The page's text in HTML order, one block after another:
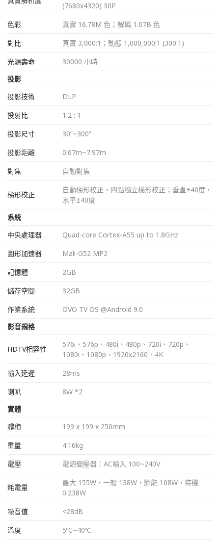
(7680x4320) 30P
色彩
真實 16.78M 色；解碼 1.07B 色
對比
真實 3,000:1；動態 1,000,000:1 (300:1)
光源壽命
30000 小時
投影
投影技術
DLP
投射比
1.2 : 1
投影尺寸
30”~300”
投影距離
0.67m~7.97m
對焦
自動對焦
梯形校正
自動梯形校正，四點獨立梯形校正；垂直±40度，
水平±40度
系統
中央處理器
Quad-core Cortex-A55 up to 1.8GHz
圖形加速器
Mali-G52 MP2
記憶體
2GB
儲存空間
32GB
作業系統
OVO TV OS @Android 9.0
影音規格
HDTV相容性
576i、576p、480i、480p、720i、720p、
1080i、1080p、1920x2160、4K
輸入延遲
28ms
喇叭
8W *2
實體
體積
199 x 199 x 250mm
重量
4.16kg
電壓
電源變壓器：AC輸入 100~240V
耗電量
最大 155W，一般 138W，節能 108W，待機
0.238W
噪音值
<28dB
溫度
5ºC~40ºC